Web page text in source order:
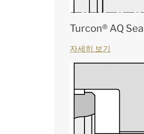
Turcon® AQ
자세히 보기